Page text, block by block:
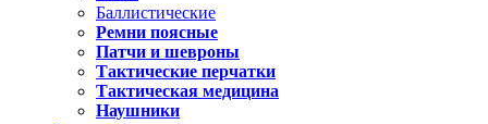
Баллистические
Ремни поясные
Патчи и шевроны
Тактические перчатки
Тактическая медицина
Наушники